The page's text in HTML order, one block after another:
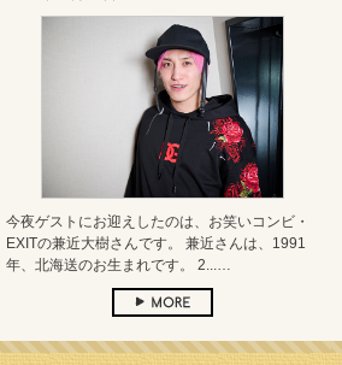
今夜ゲストにお迎えしたのは、お笑いコンビ・
EXITの兼近大樹さんです。 兼近さんは、1991
年、北海送のお生まれです。 2...…